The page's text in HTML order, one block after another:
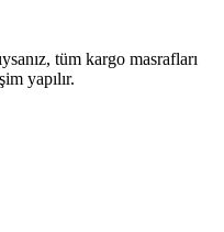
tüm kargo masrafları
yapılır.